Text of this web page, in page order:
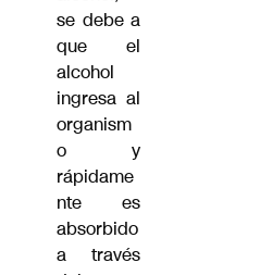
se debe a
que el
alcohol
ingresa al
organism
o y
rápidame
nte es
absorbido
a través